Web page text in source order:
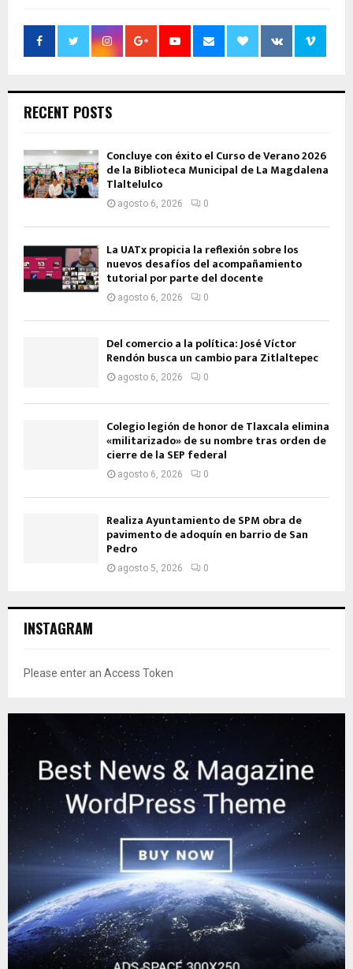
RECENT POSTS
Concluye con éxito el Curso de Verano 2026
de la Biblioteca Municipal de La Magdalena
Tlaltelulco
agosto 6, 2026 0
La UATx propicia la reflexión sobre los
nuevos desafíos del acompañamiento
tutorial por parte del docente
agosto 6, 2026 0
Del comercio a la política: José Víctor
Rendón busca un cambio para Zitlaltepec
agosto 6, 2026 0
Colegio legión de honor de Tlaxcala elimina
«militarizado» de su nombre tras orden de
cierre de la SEP federal
agosto 6, 2026 0
Realiza Ayuntamiento de SPM obra de
pavimento de adoquín en barrio de San
Pedro
agosto 5, 2026 0
INSTAGRAM
Please enter an Access Token